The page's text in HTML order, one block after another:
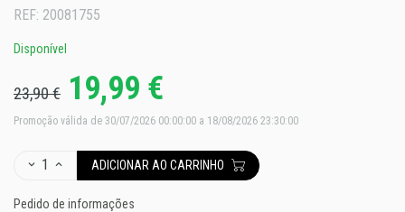
REF: 20081755
Disponível
23,90 € 19,99 €
Promoção válida de 30/07/2026 00:00:00 a 18/08/2026 23:30:00
1 ADICIONAR AO CARRINHO
Pedido de informações